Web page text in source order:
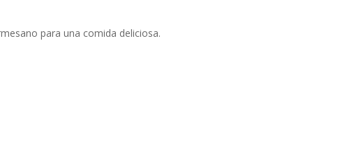
para una comida deliciosa.